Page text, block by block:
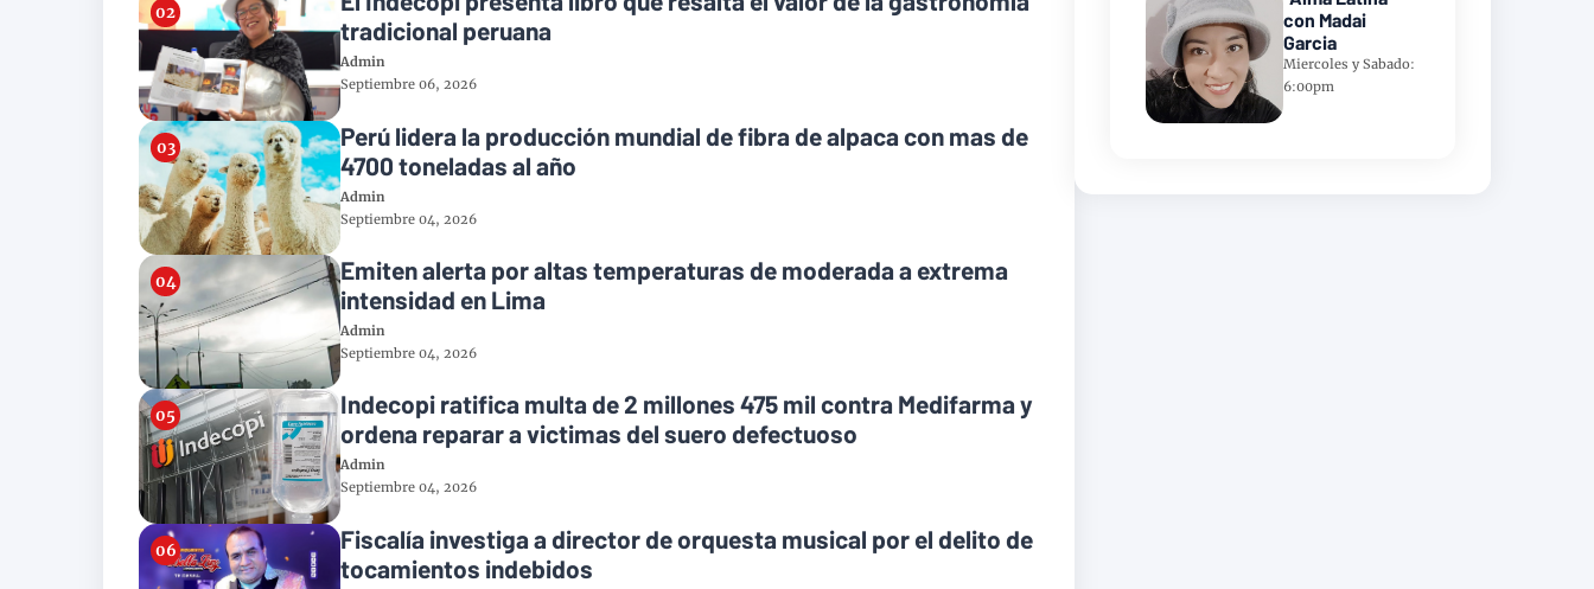
tradicional peruana
Admin
Septiembre 06, 2026
Perú lidera la producción mundial de fibra de alpaca con mas de
4700 toneladas al año
Admin
Septiembre 04, 2026
Emiten alerta por altas temperaturas de moderada a extrema
intensidad en Lima
Admin
Septiembre 04, 2026
Indecopi ratifica multa de 2 millones 475 mil contra Medifarma y
ordena reparar a victimas del suero defectuoso
Admin
Septiembre 04, 2026
Fiscalía investiga a director de orquesta musical por el delito de
tocamientos indebidos
con Madai
Garcia
Miercoles y Sabado:
6:00pm